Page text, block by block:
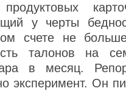
у черты
счете не
талонов на
в месяц.
эксперимент. Он